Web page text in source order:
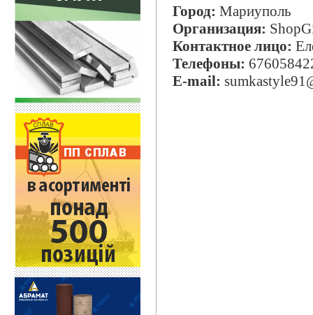
Город: Мариуполь
Организация:
Контактное лицо:
Телефоны:
E-mail: